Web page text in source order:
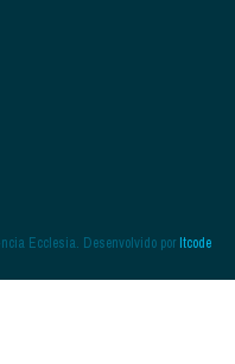
Ecclesia. Desenvolvido porItcode